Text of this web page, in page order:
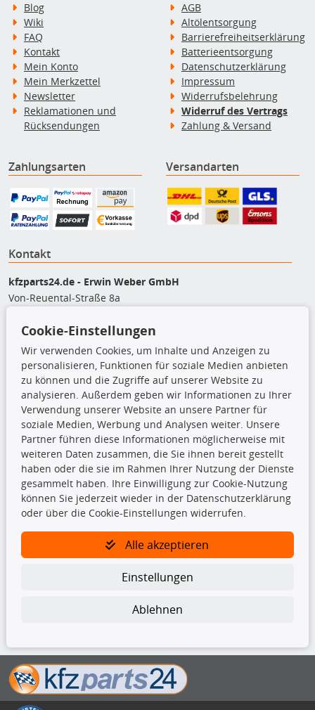
Blog
Wiki
FAQ
Kontakt
Mein Konto
Mein Merkzettel
Newsletter
Reklamationen und
Rücksendungen
AGB
Altölentsorgung
Barrierefreiheitserklärung
Batterieentsorgung
Datenschutzerklärung
Impressum
Widerrufsbelehrung
Widerruf des Vertrags
Zahlung & Versand
Zahlungsarten Versandarten
Kontakt
kfzparts24.de - Erwin Weber GmbH
Von-Reuental-Straße 8a
+49 (0) 8165 / 948 77 24
shop@kfzparts24.de
Top Produkte
Dachboxen
Dachgrundträger
Ersatzteile
Fahrradträger
Motoröle
Pflege- & Wartungsmittel
Schneeketten
TecDoc Inside
Die hier angezeigten Daten insbesondere die gesamte Datenbank dürfen
Es ist zu unterlassen, die Daten oder die gesamte Datenbank ohne
vorherige Zustimmung von TecDoc zu vervielfältigen, zu verbreiten
und/oder diese Handlungen durch Dritte ausführen zu lassen. Ein
Zuwiderhandeln stellt eine Urheberrechtsverletzung dar und wird verfolgt.
Cookie-Einstellungen
Wir verwenden Cookies, um Inhalte und Anzeigen zu
personalisieren, Funktionen für soziale Medien anbieten
zu können und die Zugriffe auf unserer Website zu
analysieren. Außerdem geben wir Informationen zu Ihrer
Verwendung unserer Website an unsere Partner für
soziale Medien, Werbung und Analysen weiter. Unsere
Partner führen diese Informationen möglicherweise mit
weiteren Daten zusammen, die Sie ihnen bereit gestellt
haben oder die sie im Rahmen Ihrer Nutzung der Dienste
gesammelt haben. Ihre Einwilligung zur Cookie-Nutzung
können Sie jederzeit wieder in der Datenschutzerklärung
oder über die Cookie-Einstellungen widerrufen.
Alle akzeptieren
Einstellungen
Ablehnen